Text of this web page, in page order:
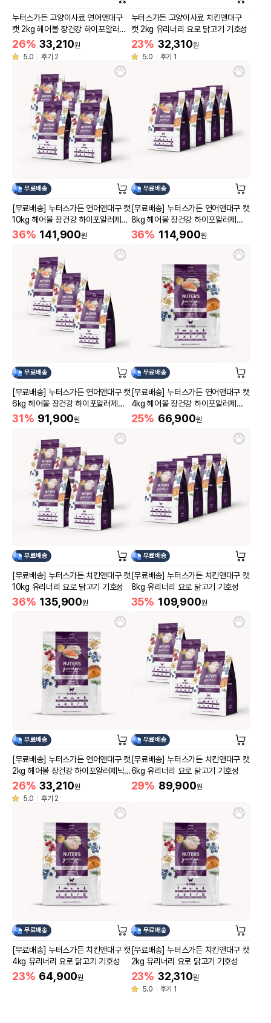
누터스가든 고양이사료 연어앤대구
캣 2kg 헤어볼 장건강 하이포알러제
닉 연어 기호성
26% 33,210원
5.0
후기 2
누터스가든 고양이사료 치킨앤대구
캣 2kg 유리너리 요로 닭고기 기호성
23% 32,310원
5.0
후기 1
무료배송
[무료배송] 누터스가든 연어앤대구 캣
10kg 헤어볼 장건강 하이포알러제닉
연어
36% 141,900원
무료배송
[무료배송] 누터스가든 연어앤대구 캣
8kg 헤어볼 장건강 하이포알러제닉
연어
36% 114,900원
무료배송
[무료배송] 누터스가든 연어앤대구 캣
6kg 헤어볼 장건강 하이포알러제닉
연어
31% 91,900원
무료배송
[무료배송] 누터스가든 연어앤대구 캣
4kg 헤어볼 장건강 하이포알러제닉
연어
25% 66,900원
무료배송
[무료배송] 누터스가든 치킨앤대구 캣
10kg 유리너리 요로 닭고기 기호성
36% 135,900원
무료배송
[무료배송] 누터스가든 치킨앤대구 캣
8kg 유리너리 요로 닭고기 기호성
35% 109,900원
무료배송
[무료배송] 누터스가든 연어앤대구 캣
2kg 헤어볼 장건강 하이포알러제닉
연어
26% 33,210원
5.0
후기 2
무료배송
[무료배송] 누터스가든 치킨앤대구 캣
6kg 유리너리 요로 닭고기 기호성
29% 89,900원
무료배송
[무료배송] 누터스가든 치킨앤대구 캣
4kg 유리너리 요로 닭고기 기호성
23% 64,900원
무료배송
[무료배송] 누터스가든 치킨앤대구 캣
2kg 유리너리 요로 닭고기 기호성
23% 32,310원
5.0
후기 1